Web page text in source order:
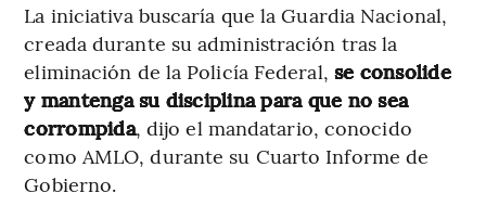
La iniciativa buscaría que la Guardia Nacional,
creada durante su administración tras la
eliminación de la Policía Federal, se consolide
y mantenga su disciplina para que no sea
corrompida, dijo el mandatario, conocido
como AMLO, durante su Cuarto Informe de
Gobierno.